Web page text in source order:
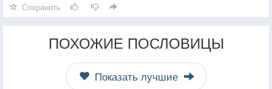
Сохранить
ПОХОЖИЕ ПОСЛОВИЦЫ
Показать лучшие